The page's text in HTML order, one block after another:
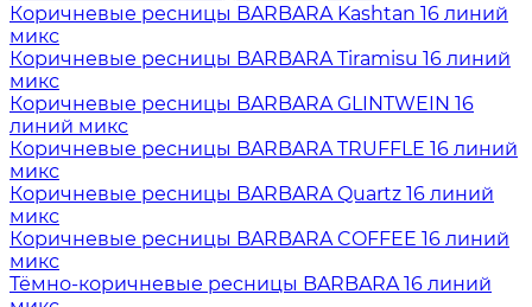
Коричневые ресницы BARBARA Kashtan 16 линий
микс
Коричневые ресницы BARBARA Tiramisu 16 линий
микс
Коричневые ресницы BARBARA GLINTWEIN 16
линий микс
Коричневые ресницы BARBARA TRUFFLE 16 линий
микс
Коричневые ресницы BARBARA Quartz 16 линий
микс
Коричневые ресницы BARBARA COFFEE 16 линий
микс
Тёмно-коричневые ресницы BARBARA 16 линий